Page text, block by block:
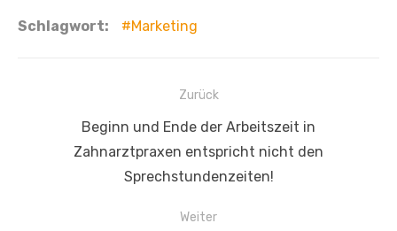
Schlagwort: Marketing
Beitragsnavigation
Zurück
Beginn und Ende der Arbeitszeit in
Zahnarztpraxen entspricht nicht den
Sprechstundenzeiten!
Weiter